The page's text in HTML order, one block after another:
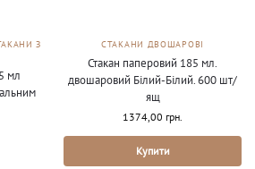
З
мл
СТАКАНИ ДВОШАРОВІ
Стакан паперовий 185 мл.
двошаровий Білий-Білий. 600 шт/
ящ
1374,00 грн.
Купити